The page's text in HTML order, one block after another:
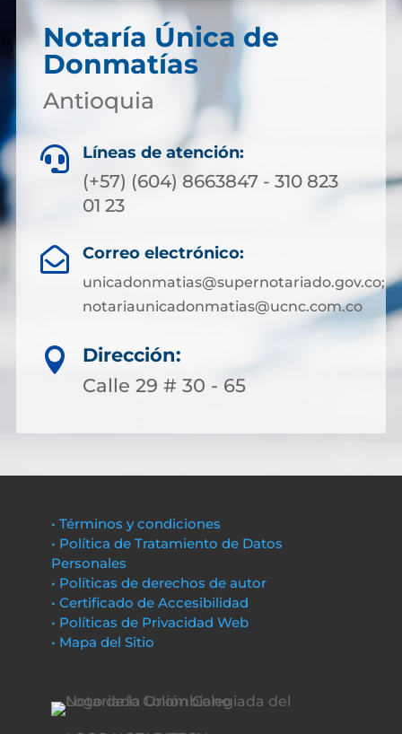
Notaría Única de
Donmatías
Antioquia
 Líneas de atención:
(+57) (604) 8663847 - 310 823
01 23
 Correo electrónico:
unicadonmatias@supernotariado.gov.co;
notariaunicadonmatias@ucnc.com.co

Dirección:
Calle 29 # 30 - 65
• Términos y condiciones
• Política de Tratamiento de Datos
Personales
• Políticas de derechos de autor
• Certificado de Accesibilidad
• Políticas de Privacidad Web
• Mapa del Sitio